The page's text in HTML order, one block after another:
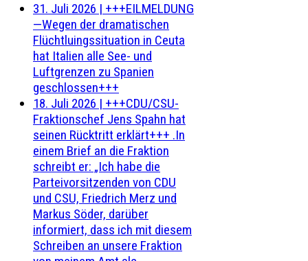
31. Juli 2026 | +++EILMELDUNG
—Wegen der dramatischen
Flüchtluingssituation in Ceuta
hat Italien alle See- und
Luftgrenzen zu Spanien
geschlossen+++
18. Juli 2026 | +++CDU/CSU-
Fraktionschef Jens Spahn hat
seinen Rücktritt erklärt+++ .In
einem Brief an die Fraktion
schreibt er: „Ich habe die
Parteivorsitzenden von CDU
und CSU, Friedrich Merz und
Markus Söder, darüber
informiert, dass ich mit diesem
Schreiben an unsere Fraktion